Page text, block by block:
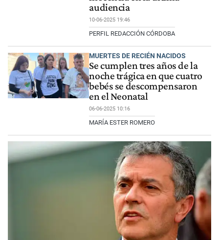
audiencia
10-06-2025 19:46
PERFIL REDACCIÓN CÓRDOBA
MUERTES DE RECIÉN NACIDOS
Se cumplen tres años de la
noche trágica en que cuatro
bebés se descompensaron
en el Neonatal
06-06-2025 10:16
MARÍA ESTER ROMERO